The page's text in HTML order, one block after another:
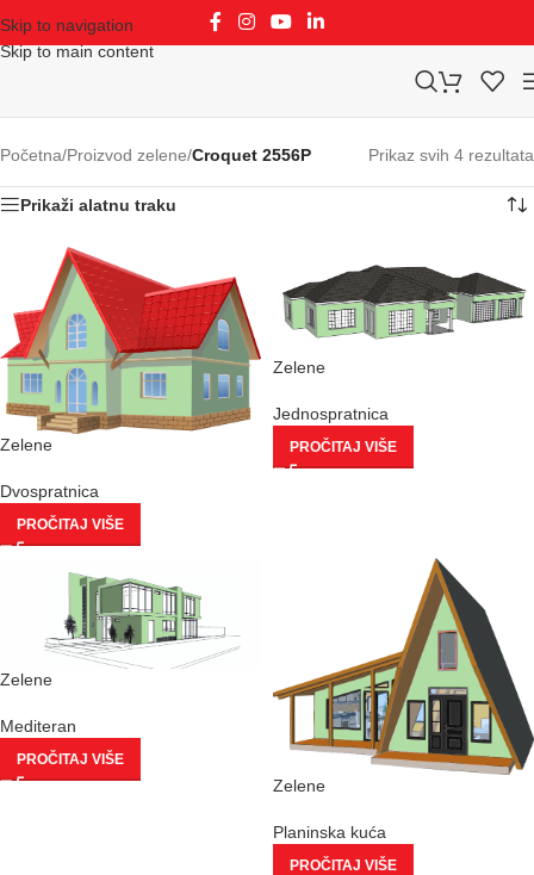
Skip to navigation
Skip to main content
Početna/Proizvod zelene/Croquet 2556P Prikaz svih 4 rezultata
Prikaži alatnu traku
Zelene
Dvospratnica
PROČITAJ VIŠE
Zelene
Jednospratnica
PROČITAJ VIŠE
Zelene
Mediteran
PROČITAJ VIŠE
Zelene
Planinska kuća
PROČITAJ VIŠE